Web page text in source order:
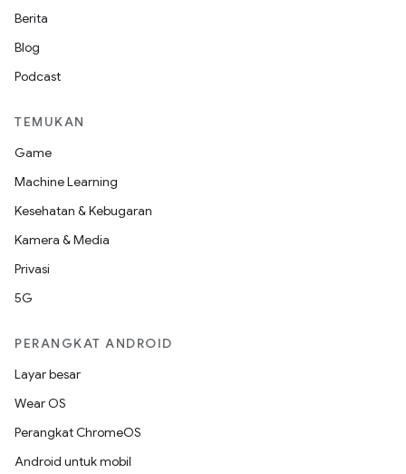
Berita
Blog
Podcast
TEMUKAN
Game
Machine Learning
Kesehatan & Kebugaran
Kamera & Media
Privasi
5G
PERANGKAT ANDROID
Layar besar
Wear OS
Perangkat ChromeOS
Android untuk mobil